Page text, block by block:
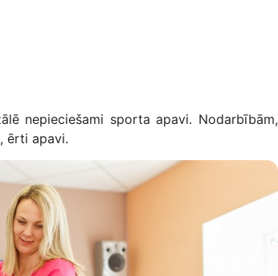
nepieciešami sporta apavi. Nodarbībām,
ērti apavi.